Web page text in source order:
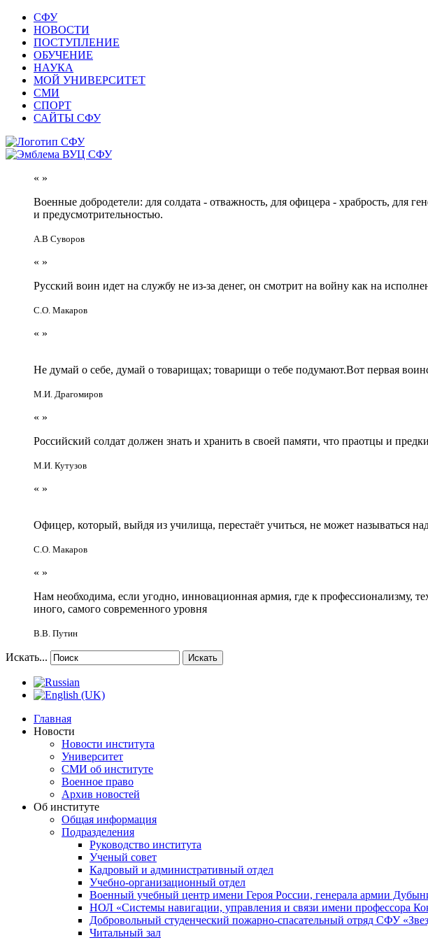
СФУ
НОВОСТИ
ПОСТУПЛЕНИЕ
ОБУЧЕНИЕ
НАУКА
МОЙ УНИВЕРСИТЕТ
СМИ
СПОРТ
САЙТЫ СФУ
« »
Военные добродетели: для солдата - отважность, для офицера - храбрость, для
и предусмотрительностью.
А.В Суворов
« »
Русский воин идет на службу не из-за денег, он смотрит на войну как на
С.О. Макаров
« »
Не думай о себе, думай о товарищах; товарищи о тебе подумают.Вот первая
М.И. Драгомиров
« »
Российский солдат должен знать и хранить в своей памяти, что праотцы и
М.И. Кутузов
« »
Офицер, который, выйдя из училища, перестаёт учиться, не может называться
С.О. Макаров
« »
Нам необходима, если угодно, инновационная армия, где к профессионализму,
иного, самого современного уровня
В.В. Путин
Искать... Искать
Главная
Новости
Новости института
Университет
СМИ об институте
Военное право
Архив новостей
Об институте
Общая информация
Подразделения
Руководство института
Ученый совет
Кадровый и административный отдел
Учебно-организационный отдел
Военный учебный центр имени Героя России, генерала армии
НОЛ «Системы навигации, управления и связи имени профессора
Добровольный студенческий пожарно-спасательный отряд СФУ
Читальный зал